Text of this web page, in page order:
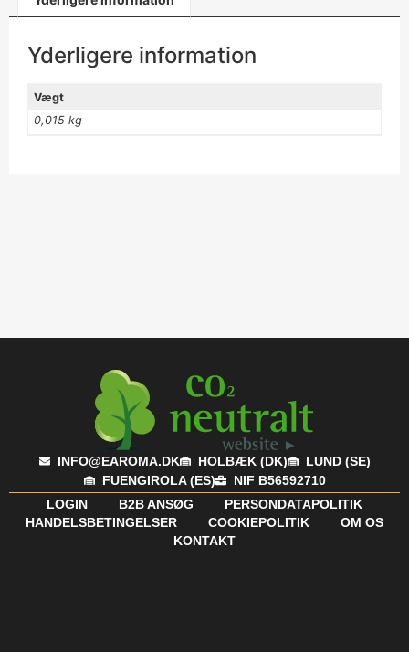
Yderligere information
Vægt
0,015 kg
INFO@EAROMA.DK HOLBÆK (DK)
LUND (SE)
FUENGIROLA (ES)
NIF B56592710
LOGIN
B2B ANSØG
PERSONDATAPOLITIK
HANDELSBETINGELSER
COOKIEPOLITIK
OM OS
KONTAKT